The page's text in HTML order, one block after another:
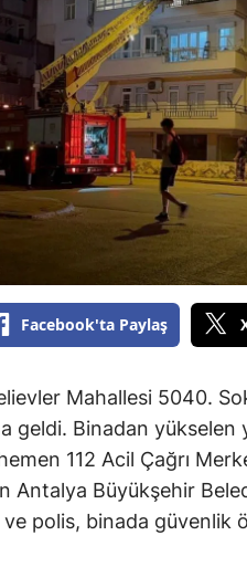
Facebook'ta Paylaş
Mahallesi 5040.
geldi. Binadan yükselen
112 Acil Çağrı
Antalya Büyükşehir
polis, binada güvenlik